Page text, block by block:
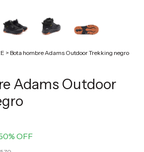
> Bota hombre Adams Outdoor Trekking negro
Adams Outdoor
% OFF